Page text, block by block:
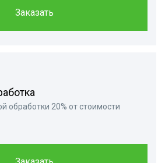
Заказать
обработки 20% от стоимости